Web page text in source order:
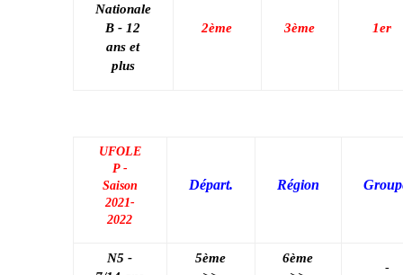
Nationale
B - 12
ans et
plus
2ème 3ème 1er
UFOLE
P -
Saison
2021-
2022
Départ. Région
N5 -
5ème
6ème
-